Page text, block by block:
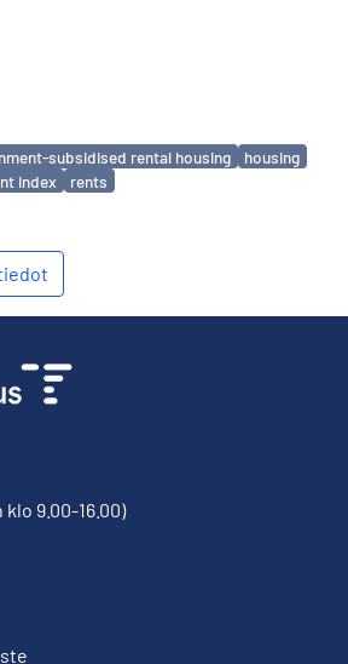
subsidised rental housing
housing
index rents
klo 9.00-16.00)